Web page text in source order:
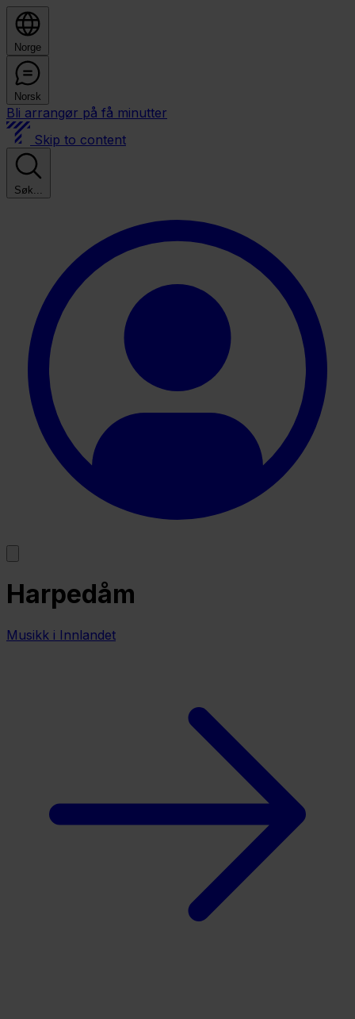
Norge
Norsk
Bli arrangør på få minutter
Skip to content
Søk...
Harpedåm
Musikk i Innlandet